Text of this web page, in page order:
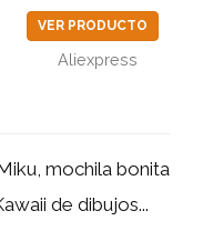
VER PRODUCTO
Aliexpress
mochila bonita
de dibujos...